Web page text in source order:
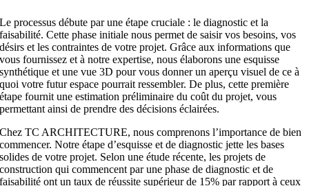
Le processus débute par une étape cruciale : le diagnostic et la
faisabilité. Cette phase initiale nous permet de saisir vos besoins, vos
désirs et les contraintes de votre projet. Grâce aux informations que
vous fournissez et à notre expertise, nous élaborons une esquisse
synthétique et une vue 3D pour vous donner un aperçu visuel de ce à
quoi votre futur espace pourrait ressembler. De plus, cette première
étape fournit une estimation préliminaire du coût du projet, vous
permettant ainsi de prendre des décisions éclairées.
Chez TC ARCHITECTURE, nous comprenons l’importance de bien
commencer. Notre étape d’esquisse et de diagnostic jette les bases
solides de votre projet. Selon une étude récente, les projets de
construction qui commencent par une phase de diagnostic et de
faisabilité ont un taux de réussite supérieur de 15% par rapport à ceux